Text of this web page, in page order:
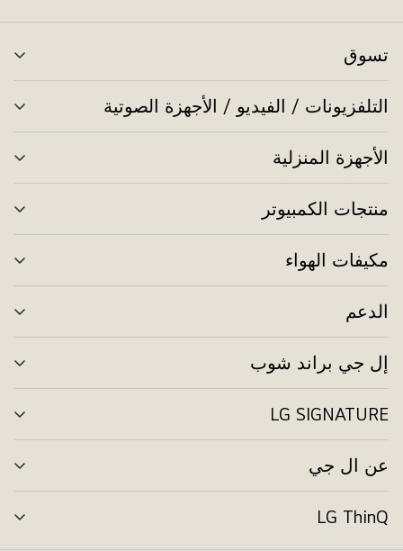
تسوق
التلفزيونات / الفيديو / الأجهزة الصوتية
الأجهزة المنزلية
منتجات الكمبيوتر
مكيفات الهواء
الدعم
إل جي براند شوب
LG SIGNATURE
عن ال جي
LG ThinQ